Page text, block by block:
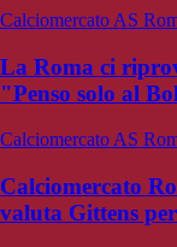
Calciomercato AS
La Roma ci
"Penso solo al
Calciomercato AS
Calciomercato
valuta Gittens